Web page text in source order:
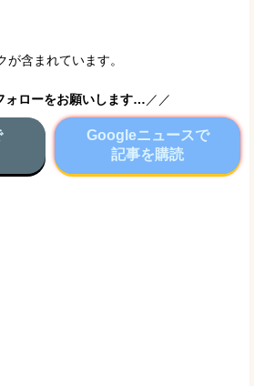
が含まれています。
ォローをお願いします… ／／
Googleニュースで
記事を購読